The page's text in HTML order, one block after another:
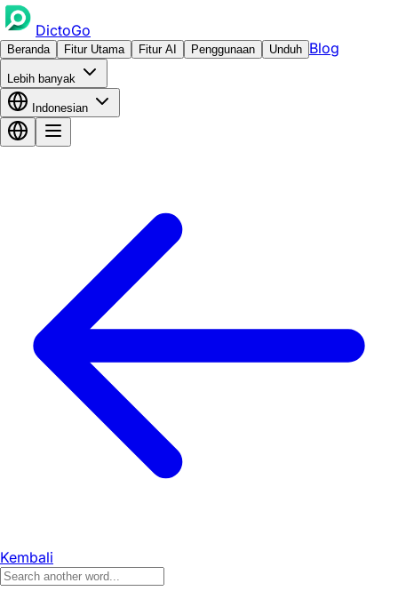
DictoGo
Beranda Fitur Utama Fitur AI Penggunaan Unduh Blog
Lebih banyak
Indonesian
Kembali